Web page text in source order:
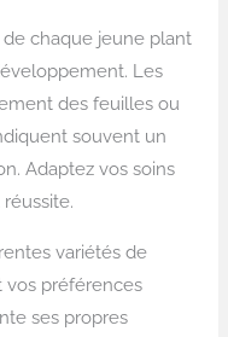
chaque jeune plant
Les
des feuilles ou
souvent un
Adaptez vos soins
variétés de
préférences
ses propres